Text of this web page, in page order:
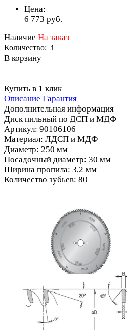
Цена:
6 773 руб.
Наличие На заказ
Количество:
В корзину
Купить в 1 клик
Описание Гарантия
Дополнительная информация
Диск пильный по ДСП и МДФ
Артикул: 90106106
Материал: ЛДСП и МДФ
Диаметр: 250 мм
Посадочный диаметр: 30 мм
Ширина пропила: 3,2 мм
Количество зубьев: 80